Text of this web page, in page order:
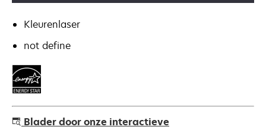
Kleurenlaser
not define
Blader door onze interactieve